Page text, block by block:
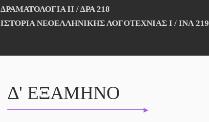
ΔΡΑΜΑΤΟΛΟΓΙΑ ΙΙ / ΔΡΑ 218
ΙΣΤΟΡΙΑ ΝΕΟΕΛΛΗΝΙΚΗΣ ΛΟΓΟΤΕΧΝΙΑΣ Ι / ΙΝΛ 219
Δ' ΕΞΑΜΗΝΟ